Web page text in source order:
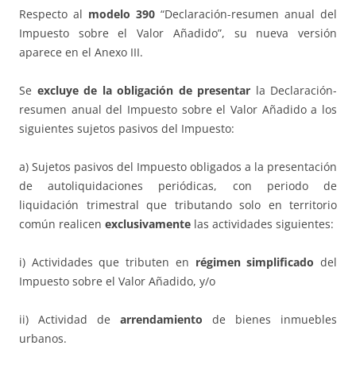
Respecto al modelo 390 “Declaración-resumen anual del
Impuesto sobre el Valor Añadido”, su nueva versión
aparece en el Anexo III.
Se excluye de la obligación de presentar la Declaración-
resumen anual del Impuesto sobre el Valor Añadido a los
siguientes sujetos pasivos del Impuesto:
a) Sujetos pasivos del Impuesto obligados a la presentación
de autoliquidaciones periódicas, con periodo de
liquidación trimestral que tributando solo en territorio
común realicen exclusivamente las actividades siguientes:
i) Actividades que tributen en régimen simplificado del
Impuesto sobre el Valor Añadido, y/o
ii) Actividad de arrendamiento de bienes inmuebles
urbanos.